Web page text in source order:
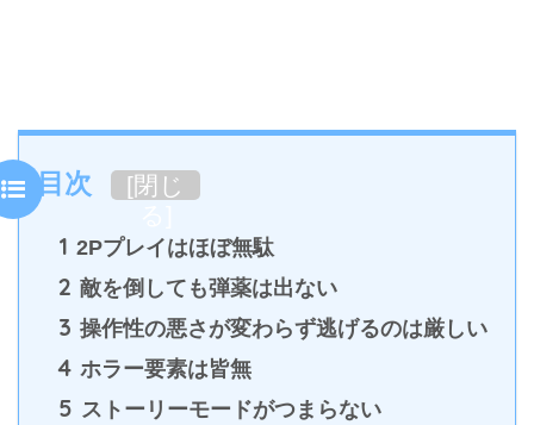
目次 [閉じ
1 2Pプレイはほぼ無駄
2 敵を倒しても弾薬は出ない
3 操作性の悪さが変わらず逃げるのは厳しい
4 ホラー要素は皆無
5 ストーリーモードがつまらない